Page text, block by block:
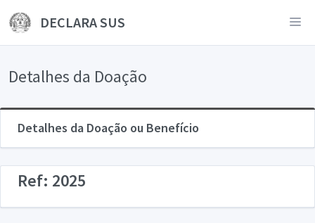
DECLARA SUS
Detalhes da Doação
Detalhes da Doação ou Benefício
Ref: 2025